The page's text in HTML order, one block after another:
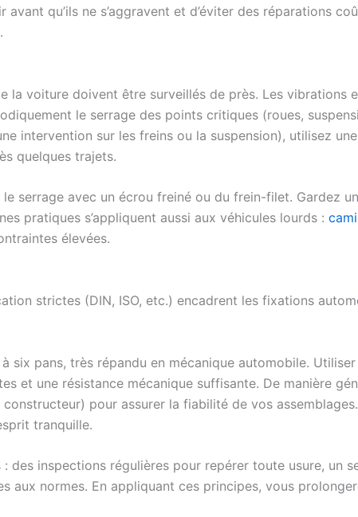
qu’ils ne s’aggravent et d’éviter des réparations
.
la voiture doivent être surveillés de près. Les vibrations
le serrage des points critiques (roues,
intervention sur les freins ou la suspension), utilisez
quelques trajets.
serrage avec un écrou freiné ou du frein-filet. Gardez
pratiques s’appliquent aussi aux véhicules lourds :
élevées.
strictes (DIN, ISO, etc.) encadrent les fixations
six pans, très répandu en mécanique automobile.
et une résistance mécanique suffisante. De manière
pour assurer la fiabilité de vos
tranquille.
inspections régulières pour repérer toute usure, un
aux normes. En appliquant ces principes, vous